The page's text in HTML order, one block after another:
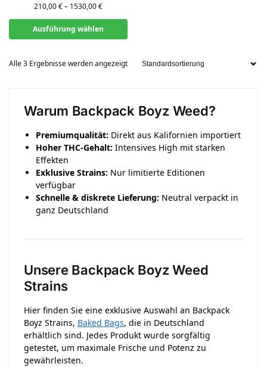
210,00€– 1530,00€
Ausführung wählen
Alle 3 Ergebnisse werden angezeigt
Warum Backpack Boyz Weed?
Premiumqualität: Direkt aus Kalifornien importiert
Hoher THC-Gehalt: Intensives High mit starken
Effekten
Exklusive Strains: Nur limitierte Editionen
verfügbar
Schnelle & diskrete Lieferung: Neutral verpackt in
ganz Deutschland
Unsere Backpack Boyz Weed
Strains
Hier finden Sie eine exklusive Auswahl an Backpack
Boyz Strains, Baked Bags, die in Deutschland
erhältlich sind. Jedes Produkt wurde sorgfältig
getestet, um maximale Frische und Potenz zu
gewährleisten.